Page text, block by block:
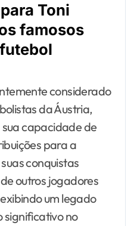
Toni
famosos
considerado
da Áustria,
capacidade de
para a
conquistas
outros jogadores
um legado
significativo no